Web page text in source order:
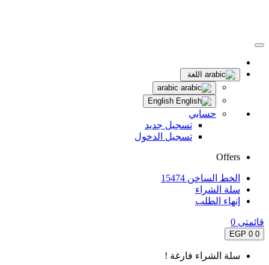
اللغة
حسابي
تسجيل جديد
تسجيل الدخول
Offers
الخط الساخن 15474
سلة الشراء
إنهاء الطلب
قائمتى 0
0
0 EGP
سلة الشراء فارغة !